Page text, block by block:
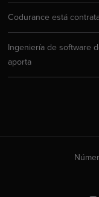
Codurance está
Ingeniería de software
aporta